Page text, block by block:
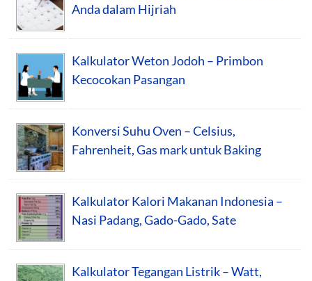
Anda dalam Hijriah
Kalkulator Weton Jodoh – Primbon
Kecocokan Pasangan
Konversi Suhu Oven – Celsius,
Fahrenheit, Gas mark untuk Baking
Kalkulator Kalori Makanan Indonesia –
Nasi Padang, Gado-Gado, Sate
Kalkulator Tegangan Listrik – Watt,